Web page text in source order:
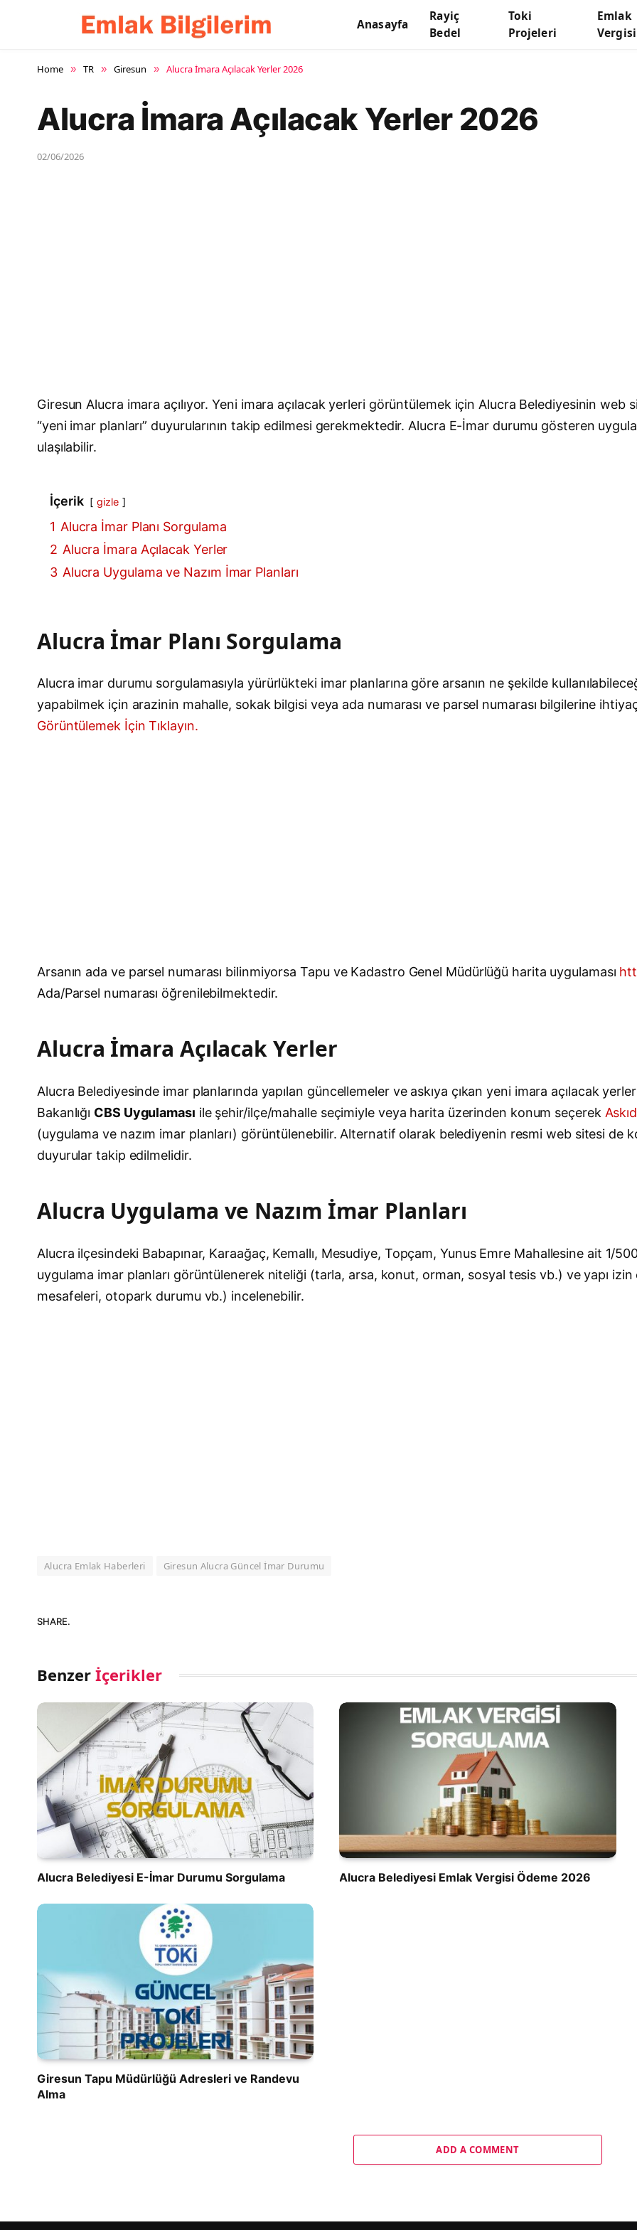
Anasayfa
Rayiç
Bedel
Toki
Projeleri
Emlak
Vergisi
Home » TR » Giresun » Alucra İmara Açılacak Yerler 2026
Alucra İmara Açılacak Yerler 2026
02/06/2026
Giresun Alucra imara açılıyor. Yeni imara açılacak yerleri görüntülemek için Alucra Belediyesinin web
“yeni imar planları” duyurularının takip edilmesi gerekmektedir. Alucra E-İmar durumu gösteren
ulaşılabilir.
İçerik gizle
1 Alucra İmar Planı Sorgulama
2 Alucra İmara Açılacak Yerler
3 Alucra Uygulama ve Nazım İmar Planları
Alucra İmar Planı Sorgulama
Alucra imar durumu sorgulamasıyla yürürlükteki imar planlarına göre arsanın ne şekilde
yapabilmek için arazinin mahalle, sokak bilgisi veya ada numarası ve parsel numarası bilgilerine
Görüntülemek İçin Tıklayın.
Arsanın ada ve parsel numarası bilinmiyorsa Tapu ve Kadastro Genel Müdürlüğü harita uygulaması
Ada/Parsel numarası öğrenilebilmektedir.
Alucra İmara Açılacak Yerler
Alucra Belediyesinde imar planlarında yapılan güncellemeler ve askıya çıkan yeni imara açılacak
Bakanlığı CBS Uygulaması ile şehir/ilçe/mahalle seçimiyle veya harita üzerinden konum seçerek
(uygulama ve nazım imar planları) görüntülenebilir. Alternatif olarak belediyenin resmi web sitesi de
duyurular takip edilmelidir.
Alucra Uygulama ve Nazım İmar Planları
Alucra ilçesindeki Babapınar, Karaağaç, Kemallı, Mesudiye, Topçam, Yunus Emre Mahallesine ait 1/
uygulama imar planları görüntülenerek niteliği (tarla, arsa, konut, orman, sosyal tesis vb.) ve yapı
mesafeleri, otopark durumu vb.) incelenebilir.
Alucra Emlak Haberleri Giresun Alucra Güncel İmar Durumu
SHARE.
Benzer İçerikler
Alucra Belediyesi E-İmar Durumu Sorgulama Alucra Belediyesi Emlak Vergisi Ödeme 2026
Giresun Tapu Müdürlüğü Adresleri ve Randevu
Alma
ADD A COMMENT